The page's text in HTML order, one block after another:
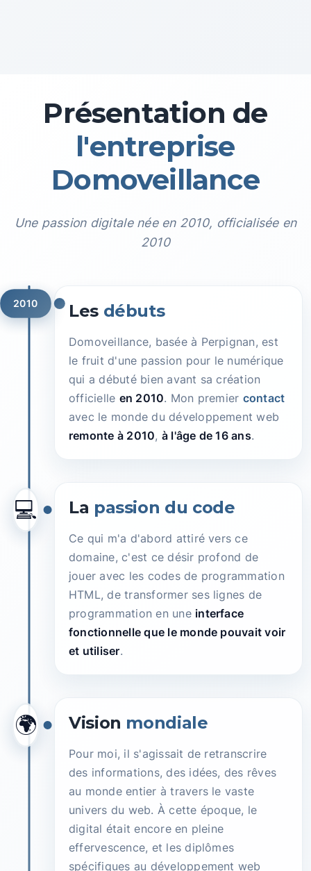
Présentation de
l'entreprise
Domoveillance
Une passion digitale née en 2010, officialisée en
2010
2010 Les débuts
Domoveillance, basée à Perpignan, est
le fruit d'une passion pour le numérique
qui a débuté bien avant sa création
officielle en 2010. Mon premier contact
avec le monde du développement web
remonte à 2010, à l'âge de 16 ans.
💻 La passion du code
Ce qui m'a d'abord attiré vers ce
domaine, c'est ce désir profond de
jouer avec les codes de programmation
HTML, de transformer ses lignes de
programmation en une interface
fonctionnelle que le monde pouvait voir
et utiliser.
🌍 Vision mondiale
Pour moi, il s'agissait de retranscrire
des informations, des idées, des rêves
au monde entier à travers le vaste
univers du web. À cette époque, le
digital était encore en pleine
effervescence, et les diplômes
spécifiques au développement web